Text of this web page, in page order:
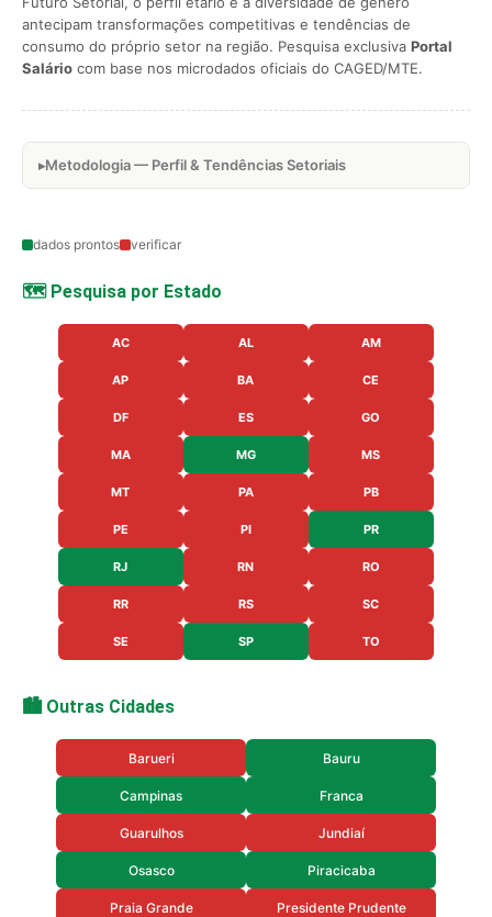
antecipam transformações competitivas e tendências de
consumo do próprio setor na região. Pesquisa exclusiva Portal
Salário com base nos microdados oficiais do CAGED/MTE.
Metodologia — Perfil & Tendências Setoriais
dados prontos verificar
🗺️ Pesquisa por Estado
AC AL AM
AP BA CE
DF ES GO
MA MG MS
MT PA PB
PE PI PR
RJ RN RO
RR RS SC
SE SP TO
🏙️ Outras Cidades
Barueri Bauru
Campinas Franca
Guarulhos Jundiaí
Osasco Piracicaba
Praia Grande Presidente Prudente